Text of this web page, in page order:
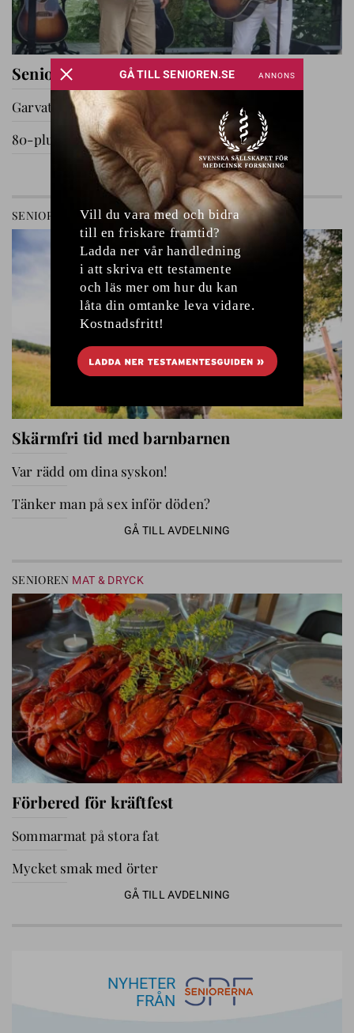
Seniorernas dag i Katrineholm
Garvat i Ryssby
80-plussare på utflykt
GÅ TILL AVDELNING
SENIOREN RELATIONER
Skärmfri tid med barnbarnen
Var rädd om dina syskon!
Tänker man på sex inför döden?
GÅ TILL AVDELNING
SENIOREN MAT & DRYCK
Förbered för kräftfest
Sommarmat på stora fat
Mycket smak med örter
GÅ TILL AVDELNING
NYHETER
FRÅN